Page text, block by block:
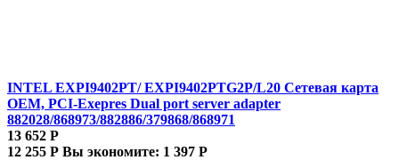
INTEL EXPI9402PT/ EXPI9402PTG2P/L20 Сетевая карта
OEM, PCI-Exepres Dual port server adapter
882028/868973/882886/379868/868971
13 652 Р
12 255 Р Вы экономите: 1 397 Р